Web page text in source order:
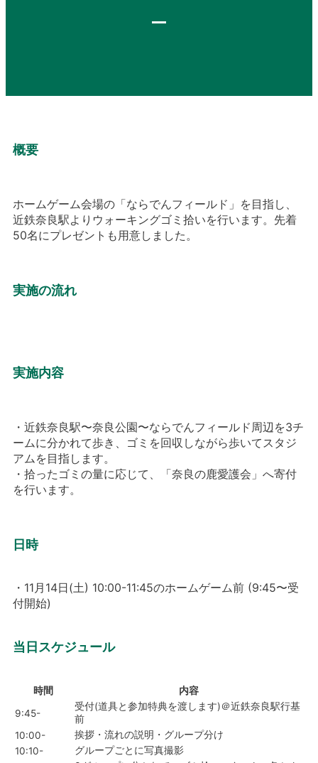
概要
ホームゲーム会場の「ならでんフィールド」を目指し、
近鉄奈良駅よりウォーキングゴミ拾いを行います。先着
50名にプレゼントも用意しました。
実施の流れ
実施内容
・近鉄奈良駅〜奈良公園〜ならでんフィールド周辺を3チ
ームに分かれて歩き、ゴミを回収しながら歩いてスタジ
アムを目指します。
・拾ったゴミの量に応じて、「奈良の鹿愛護会」へ寄付
を行います。
日時
・11月14日(土) 10:00-11:45のホームゲーム前 (9:45〜受
付開始)
当日スケジュール
時間
内容
9:45-
受付(道具と参加特典を渡します)＠近鉄奈良駅行基
前
10:00-
挨拶・流れの説明・グループ分け
10:10-
グループごとに写真撮影